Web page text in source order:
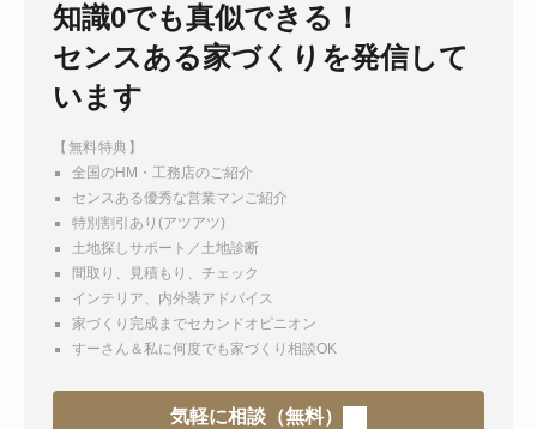
知識0でも真似できる！
センスある家づくりを発信して
います
【無料特典】
全国のHM・工務店のご紹介
センスある優秀な営業マンご紹介
特別割引あり(アツアツ)
土地探しサポート／土地診断
間取り、見積もり、チェック
インテリア、内外装アドバイス
家づくり完成までセカンドオピニオン
すーさん＆私に何度でも家づくり相談OK
気軽に相談（無料）